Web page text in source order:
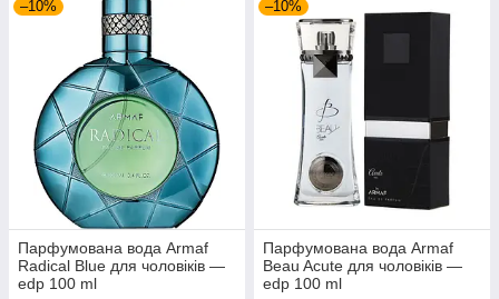
–10%
Парфумована вода Armaf
Radical Blue для чоловіків —
edp 100 ml
–10%
Парфумована вода Armaf
Beau Acute для чоловіків —
edp 100 ml